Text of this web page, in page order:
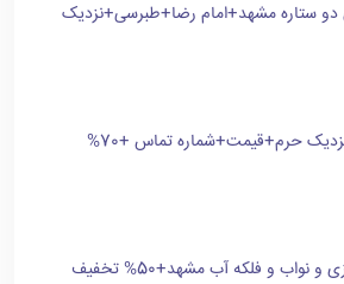
ستاره مشهد+امام رضا+طبرسی+نزدیک
رزرو مسافرخانه مشهد نزدیک حرم+قیمت+شماره تماس +70%
و فلکه آب مشهد+50% تخفیف